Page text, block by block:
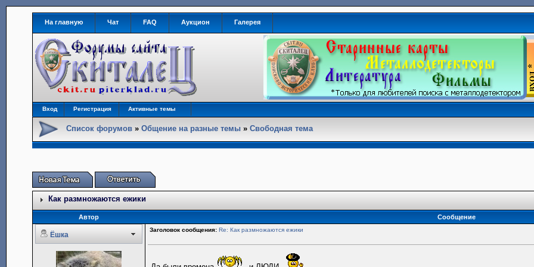
На главную Чат FAQ Аукцион Галерея
Вход Регистрация Активные темы
Список форумов» Общение на разные темы» Свободная тема
Как размножаются ежики
Автор Сообщение
Ёшка
Заголовок сообщения: Re: Как размножаются ежики